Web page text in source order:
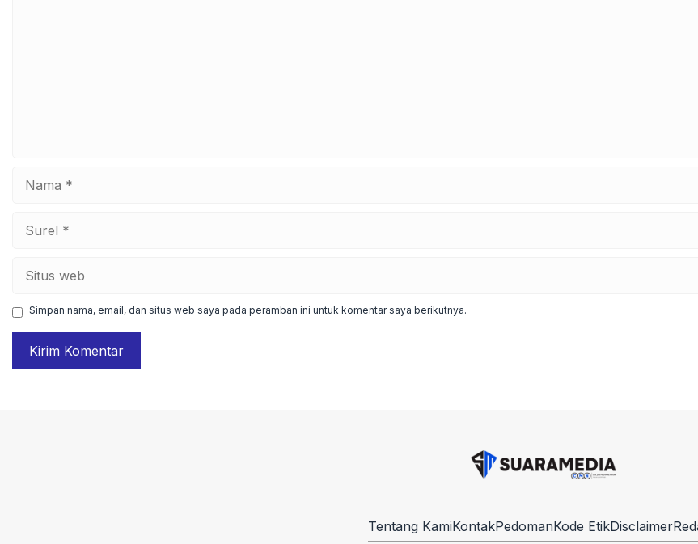
Simpan nama, email, dan situs web saya pada peramban ini untuk komentar saya berikutnya.
Tentang KamiKontakPedomanKode EtikDisclaimer